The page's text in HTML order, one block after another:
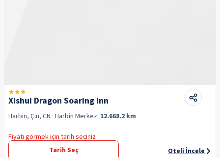
Xishui Dragon Soaring Inn
Harbin, Çin, CN · Harbin Merkez: 12.668.2 km
Fiyatı görmek için tarih seçiniz
Tarih Seç
Oteli İncele